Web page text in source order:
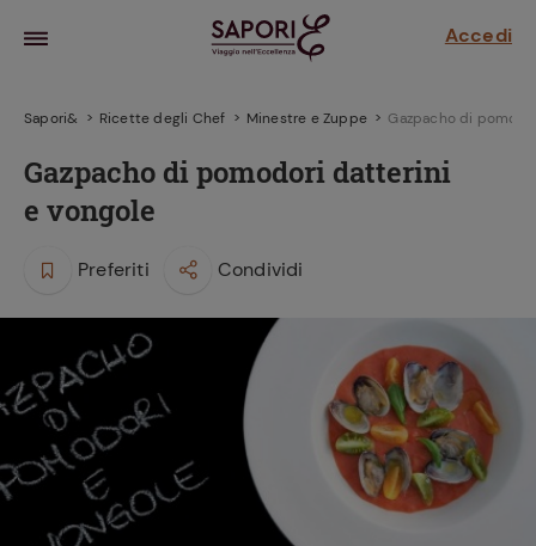
Accedi
e
il
la frutta
sensi di
Sapori& Ricette degli Chef Minestre e Zuppe Gazpacho di
Gazpacho di pomodori datterini
e vongole
Preferiti Condividi